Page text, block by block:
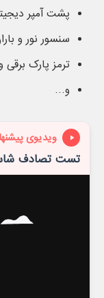
پشت آمپر
سنسور نور و
ترمز پارک برقی
و…
ویدیوی
تست تصادف